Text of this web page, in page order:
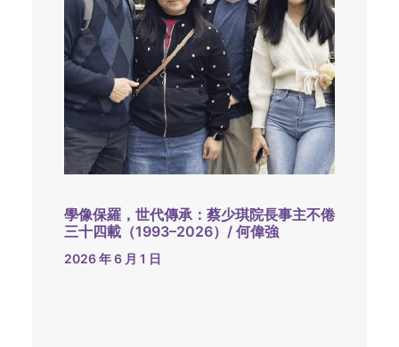
學像保羅，世代傳承：蔡少琪院長事主不倦
三十四載（1993–2026）/ 何偉強
2026 年 6 月 1 日